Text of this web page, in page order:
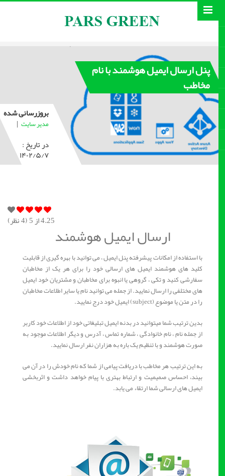
پنل ارسال ایمیل هوشمند با نام
مخاطب
بروزرسانی شده
مدیر سایت |
در تاریخ :
۱۴۰۲/۵/۷
4.25از 5 ( 4نظر)
ارسال ایمیل هوشمند
با استفاده از امکانات پیشرفته پنل ایمیل ، می توانید با بهره گیری از قابلیت
کلید های هوشمند ایمیل های ارسالی خود را برای هر یک از مخاطبان
سفارشی کنید و تکی ، گروهی یا انبوه برای مخاطبان و مشتریان خود ایمیل
های مختلفی را ارسال نمایید. از جمله می توانید نام یا سایر اطلاعات مخاطبان
را در متن یا موضوع (subject) ایمیل خود درج نمایید.
بدین ترتیب شما میتوانید در بدنه ایمیل تبلیغاتی خود از اطلاعات خود کاربر
از جمله نام ، نام خانوادگی ، شماره تماس ، آدرس و دیگر اطلاعات موجود به
صورت هوشمند و با تنظیم یک باره به هزاران نفر ارسال نمایید.
به این ترتیب هر مخاطب با دریافت پیامی از شما که نام خودش را در آن می
بیند، احساس صمیمیت و ارتباط بهتری با پیام خواهد داشت و اثربخشی
ایمیل های ارسالی شما ارتقاء می یابد.